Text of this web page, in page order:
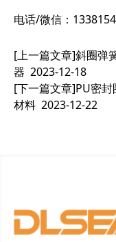
电话/微信：
[上一篇文章]斜圈弹
器 2023-12-18
[下一篇文章]PU密
材料 2023-12-22